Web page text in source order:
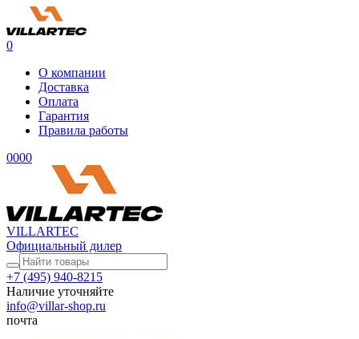
0
О компании
Доставка
Оплата
Гарантия
Правила работы
0000
VILLARTEC
Официальный дилер
+7 (495) 940-8215
Наличие уточняйте
info@villar-shop.ru
почта